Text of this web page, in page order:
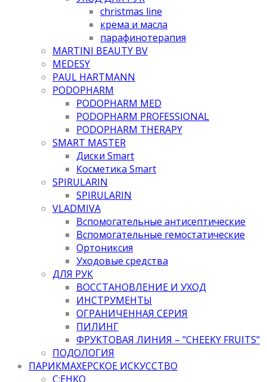
christmas line
крема и масла
парафинотерапия
MARTINI BEAUTY BV
MEDESY
PAUL HARTMANN
PODOPHARM
PODOPHARM MED
PODOPHARM PROFESSIONAL
PODOPHARM THERAPY
SMART MASTER
Диски Smart
Косметика Smart
SPIRULARIN
SPIRULARIN
VLADMIVA
Вспомогательные антисептические
Вспомогательные гемостатические
Ортониксия
Уходовые средства
ДЛЯ РУК
ВОССТАНОВЛЕНИЕ И УХОД
ИНСТРУМЕНТЫ
ОГРАНИЧЕННАЯ СЕРИЯ
ПИЛИНГ
ФРУКТОВАЯ ЛИНИЯ – "CHEEKY FRUITS"
ПОДОЛОГИЯ
ПАРИКМАХЕРСКОЕ ИСКУССТВО
C:EHKO